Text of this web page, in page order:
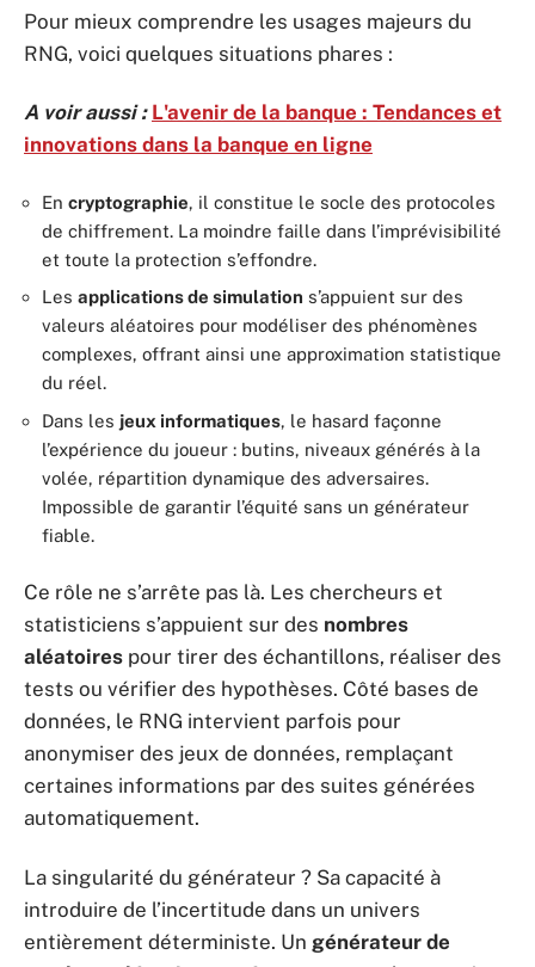
Pour mieux comprendre les usages majeurs du
RNG, voici quelques situations phares :
A voir aussi : L'avenir de la banque : Tendances et
innovations dans la banque en ligne
En cryptographie, il constitue le socle des protocoles
de chiffrement. La moindre faille dans l’imprévisibilité
et toute la protection s’effondre.
Les applications de simulation s’appuient sur des
valeurs aléatoires pour modéliser des phénomènes
complexes, offrant ainsi une approximation statistique
du réel.
Dans les jeux informatiques, le hasard façonne
l’expérience du joueur : butins, niveaux générés à la
volée, répartition dynamique des adversaires.
Impossible de garantir l’équité sans un générateur
fiable.
Ce rôle ne s’arrête pas là. Les chercheurs et
statisticiens s’appuient sur des nombres
aléatoires pour tirer des échantillons, réaliser des
tests ou vérifier des hypothèses. Côté bases de
données, le RNG intervient parfois pour
anonymiser des jeux de données, remplaçant
certaines informations par des suites générées
automatiquement.
La singularité du générateur ? Sa capacité à
introduire de l’incertitude dans un univers
entièrement déterministe. Un générateur de